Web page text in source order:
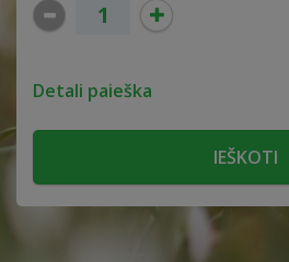
Detali paieška